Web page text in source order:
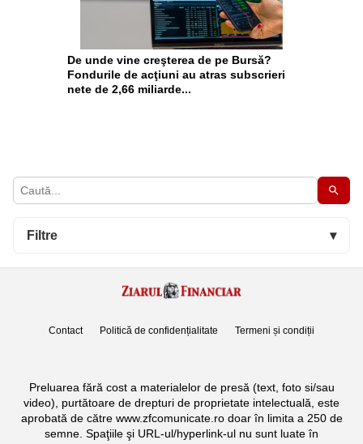
Filtre ▾
De unde vine creşterea de pe Bursă?
Fondurile de acţiuni au atras subscrieri
nete de 2,66 miliarde...
Contact Politică de confidențialitate Termeni și condiții
Preluarea fără cost a materialelor de presă (text, foto si/sau
video), purtătoare de drepturi de proprietate intelectuală, este
aprobată de către www.zfcomunicate.ro doar în limita a 250 de
semne. Spaţiile şi URL-ul/hyperlink-ul nu sunt luate în